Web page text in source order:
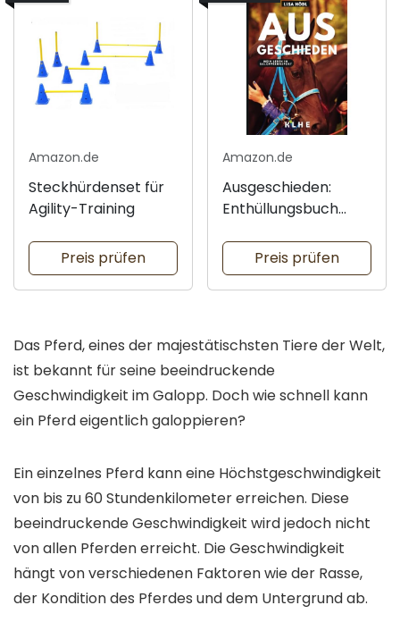
Amazon.de
Steckhürdenset für
Agility-Training
Preis prüfen
Amazon.de
Ausgeschieden:
Enthüllungsbuch
Galopprennsport
Preis prüfen
Das Pferd, eines der majestätischsten Tiere der Welt,
ist bekannt für seine beeindruckende
Geschwindigkeit im Galopp. Doch wie schnell kann
ein Pferd eigentlich galoppieren?
Ein einzelnes Pferd kann eine Höchstgeschwindigkeit
von bis zu 60 Stundenkilometer erreichen. Diese
beeindruckende Geschwindigkeit wird jedoch nicht
von allen Pferden erreicht. Die Geschwindigkeit
hängt von verschiedenen Faktoren wie der Rasse,
der Kondition des Pferdes und dem Untergrund ab.